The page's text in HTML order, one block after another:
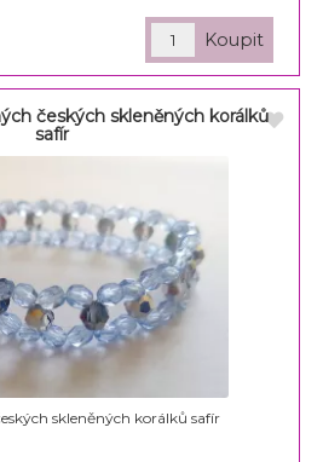
českých skleněných korálků
safír
skleněných korálků safír